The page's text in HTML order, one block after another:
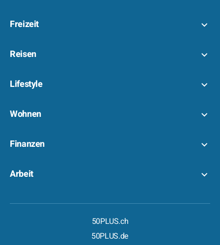
Freizeit
Reisen
Lifestyle
Wohnen
Finanzen
Arbeit
50PLUS.ch
50PLUS.de